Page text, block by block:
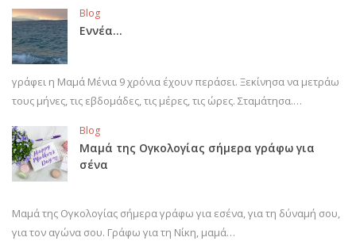
Blog
Εννέα…
γράφει η Μαμά Μένια 9 χρόνια έχουν περάσει. Ξεκίνησα να μετράω
τους μήνες, τις εβδομάδες, τις μέρες, τις ώρες. Σταμάτησα.…
Blog
Μαμά της Ογκολογίας σήμερα γράφω για
σένα
Μαμά της Ογκολογίας σήμερα γράφω για εσένα, για τη δύναμή σου,
για τον αγώνα σου. Γράφω για τη Νίκη, μαμά…